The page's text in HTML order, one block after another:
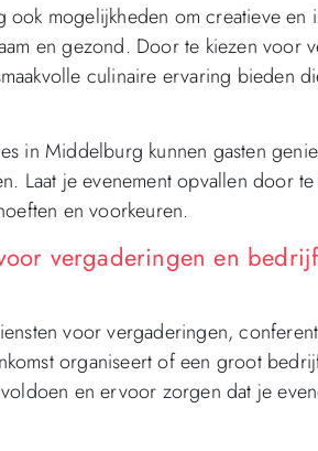
mogelijkheden om creatieve en
en gezond. Door te kiezen voor
culinaire ervaring bieden
in Middelburg kunnen gasten
Laat je evenement opvallen door
en voorkeuren.
vergaderingen en
voor vergaderingen,
organiseert of een groot
en ervoor zorgen dat je